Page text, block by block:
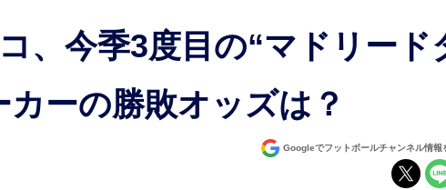
ーの勝敗オッズは？
Googleでフットボールチャンネル情報